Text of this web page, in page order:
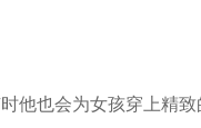
也会为女孩穿上精